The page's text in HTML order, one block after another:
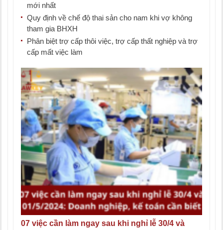
mới nhất
Quy định về chế độ thai sản cho nam khi vợ không
tham gia BHXH
Phân biệt trợ cấp thôi việc, trợ cấp thất nghiệp và trợ
cấp mất việc làm
07 việc cần làm ngay sau khi nghỉ lễ 30/4 và